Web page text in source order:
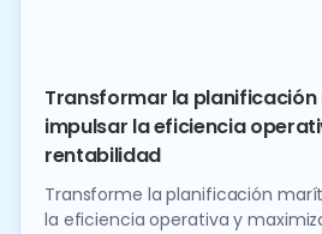
Transformar la
impulsar la eficiencia
rentabilidad
Transforme la planificación
la eficiencia operativa y